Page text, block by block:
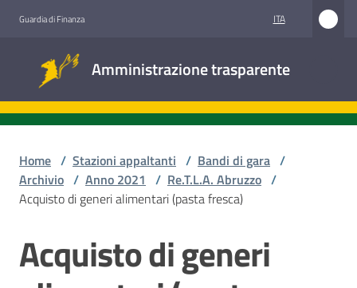
Guardia di Finanza ITA
Amministrazione trasparente
trasparente
Accesso
Stazioni
Home / Stazioni appaltanti / Bandi di gara /
Archivio / Anno 2021 / Re.T.L.A. Abruzzo /
Acquisto di generi alimentari (pasta fresca)
Salta al contenuto
Acquisto di generi